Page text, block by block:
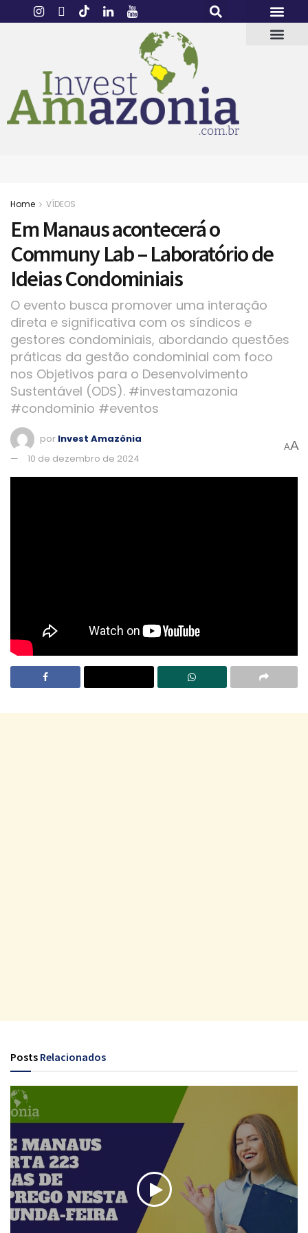
Home VÍDEOS
Em Manaus acontecerá o
Communy Lab – Laboratório de
Ideias Condominiais
O evento busca promover uma interação
direta e significativa com os síndicos e
gestores condominiais, abordando questões
práticas da gestão condominial com foco
nos Objetivos para o Desenvolvimento
Sustentável (ODS). #investamazonia
#condominio #eventos
por Invest Amazônia
10 de dezembro de 2024
AA
Posts Relacionados